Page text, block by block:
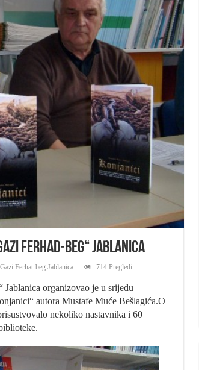
Ferhad-beg“ Jablanica
Ferhat-beg Jablanica 714 Pregledi
organizovao je u srijedu
autora Mustafe Muće Bešlagića.O
nekoliko nastavnika i 60